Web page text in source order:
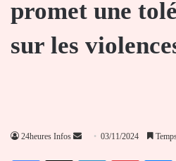
promet une
sur les
24heures Infos
Envoyer03/11/2024